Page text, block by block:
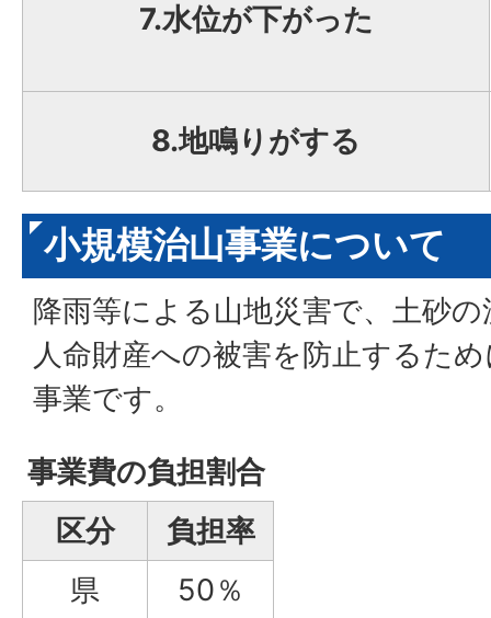
7.水位が下がった
8.地鳴りがする
小規模治山事業について
降雨等による山地災害で、土砂
人命財産への被害を防止するた
事業です。
事業費の負担割合
区分
負担率
県
50％